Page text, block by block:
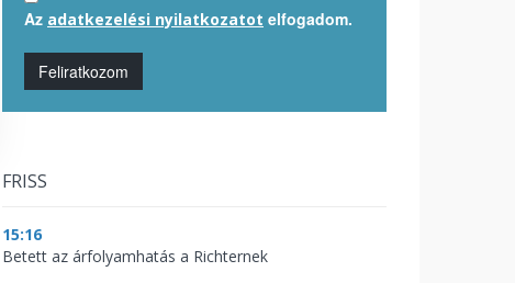
Az adatkezelési nyilatkozatot elfogadom.
Feliratkozom
FRISS
15:16
Betett az árfolyamhatás a Richternek